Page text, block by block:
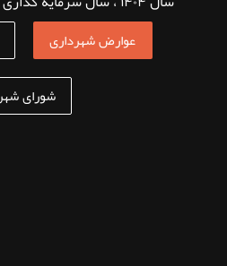
عوارض شهرداری
شورای شهر